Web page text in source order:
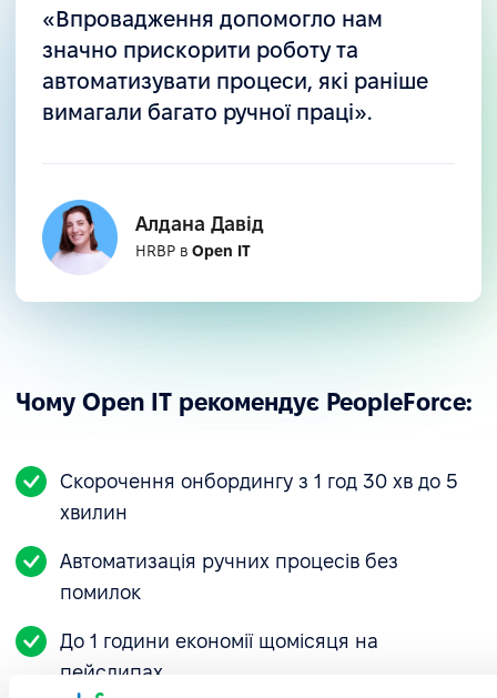
Уся інформація про відпустки, компенсації,
аванси та адміністративні зміни зберігається в
одному місці, що підвищує прозорість для
менеджерів і співробітників.
Повне залучення та позитивний досвід
«100% команди користується платформою
щодня. Усі відзначили, наскільки вона інтуїтивна
задоволений системою».
«Впровадження допомогло нам
значно прискорити роботу та
автоматизувати процеси, які раніше
вимагали багато ручної праці».
Алдана Давід
HRBP в Open IT
Чому Open IT рекомендує PeopleForce:
Скорочення онбордингу з 1 год 30 хв до 5
хвилин
Автоматизація ручних процесів без
помилок
До 1 години економії щомісяця на
пейслипах